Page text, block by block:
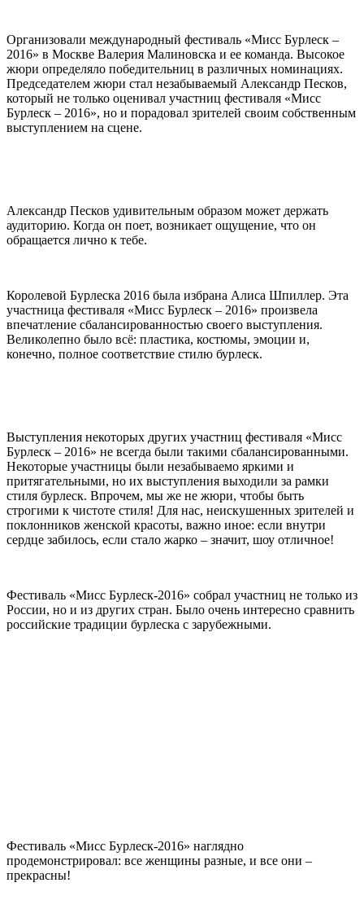
Организовали международный фестиваль «Мисс Бурлеск –
2016» в Москве Валерия Малиновска и ее команда. Высокое
жюри определяло победительниц в различных номинациях.
Председателем жюри стал незабываемый Александр Песков,
который не только оценивал участниц фестиваля «Мисс
Бурлеск – 2016», но и порадовал зрителей своим собственным
выступлением на сцене.
Александр Песков удивительным образом может держать
аудиторию. Когда он поет, возникает ощущение, что он
обращается лично к тебе.
Королевой Бурлеска 2016 была избрана Алиса Шпиллер. Эта
участница фестиваля «Мисс Бурлеск – 2016» произвела
впечатление сбалансированностью своего выступления.
Великолепно было всё: пластика, костюмы, эмоции и,
конечно, полное соответствие стилю бурлеск.
Выступления некоторых других участниц фестиваля «Мисс
Бурлеск – 2016» не всегда были такими сбалансированными.
Некоторые участницы были незабываемо яркими и
притягательными, но их выступления выходили за рамки
стиля бурлеск. Впрочем, мы же не жюри, чтобы быть
строгими к чистоте стиля! Для нас, неискушенных зрителей и
поклонников женской красоты, важно иное: если внутри
сердце забилось, если стало жарко – значит, шоу отличное!
Фестиваль «Мисс Бурлеск-2016» собрал участниц не только из
России, но и из других стран. Было очень интересно сравнить
российские традиции бурлеска с зарубежными.
Фестиваль «Мисс Бурлеск-2016» наглядно
продемонстрировал: все женщины разные, и все они –
прекрасны!